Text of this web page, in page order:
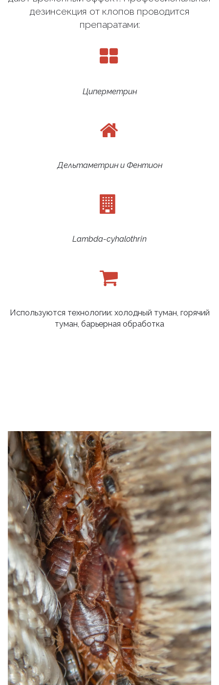
дезинсекция от клопов проводится
препаратами:
Циперметрин
Дельтаметрин и Фентион
Lambda-cyhalothrin
Используются технологии: холодный туман, горячий
туман, барьерная обработка